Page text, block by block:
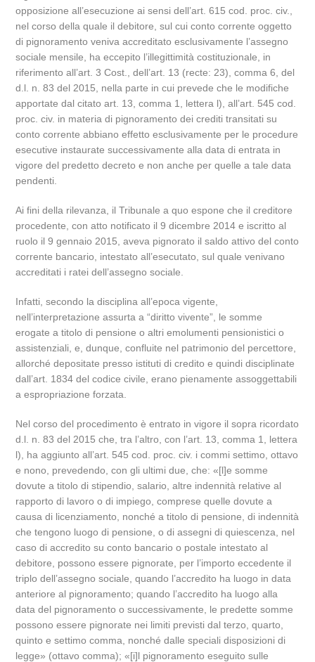
opposizione all’esecuzione ai sensi dell’art. 615 cod. proc. civ.,
nel corso della quale il debitore, sul cui conto corrente oggetto
di pignoramento veniva accreditato esclusivamente l’assegno
sociale mensile, ha eccepito l’illegittimità costituzionale, in
riferimento all’art. 3 Cost., dell’art. 13 (recte: 23), comma 6, del
d.l. n. 83 del 2015, nella parte in cui prevede che le modifiche
apportate dal citato art. 13, comma 1, lettera l), all’art. 545 cod.
proc. civ. in materia di pignoramento dei crediti transitati su
conto corrente abbiano effetto esclusivamente per le procedure
esecutive instaurate successivamente alla data di entrata in
vigore del predetto decreto e non anche per quelle a tale data
pendenti.
Ai fini della rilevanza, il Tribunale a quo espone che il creditore
procedente, con atto notificato il 9 dicembre 2014 e iscritto al
ruolo il 9 gennaio 2015, aveva pignorato il saldo attivo del conto
corrente bancario, intestato all’esecutato, sul quale venivano
accreditati i ratei dell’assegno sociale.
Infatti, secondo la disciplina all’epoca vigente,
nell’interpretazione assurta a “diritto vivente”, le somme
erogate a titolo di pensione o altri emolumenti pensionistici o
assistenziali, e, dunque, confluite nel patrimonio del percettore,
allorché depositate presso istituti di credito e quindi disciplinate
dall’art. 1834 del codice civile, erano pienamente assoggettabili
a espropriazione forzata.
Nel corso del procedimento è entrato in vigore il sopra ricordato
d.l. n. 83 del 2015 che, tra l’altro, con l’art. 13, comma 1, lettera
l), ha aggiunto all’art. 545 cod. proc. civ. i commi settimo, ottavo
e nono, prevedendo, con gli ultimi due, che: «[l]e somme
dovute a titolo di stipendio, salario, altre indennità relative al
rapporto di lavoro o di impiego, comprese quelle dovute a
causa di licenziamento, nonché a titolo di pensione, di indennità
che tengono luogo di pensione, o di assegni di quiescenza, nel
caso di accredito su conto bancario o postale intestato al
debitore, possono essere pignorate, per l’importo eccedente il
triplo dell’assegno sociale, quando l’accredito ha luogo in data
anteriore al pignoramento; quando l’accredito ha luogo alla
data del pignoramento o successivamente, le predette somme
possono essere pignorate nei limiti previsti dal terzo, quarto,
quinto e settimo comma, nonché dalle speciali disposizioni di
legge» (ottavo comma); «[i]l pignoramento eseguito sulle